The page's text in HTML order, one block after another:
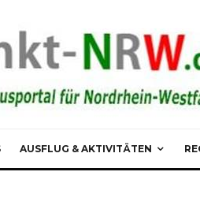
AUSFLUG & AKTIVITÄTEN